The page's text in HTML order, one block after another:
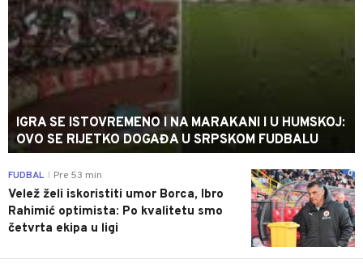
IGRA SE ISTOVREMENO I NA MARAKANI I U HUMSKOJ:
OVO SE RIJETKO DOGAĐA U SRPSKOM FUDBALU
0
FUDBAL Pre 53 min
Velež želi iskoristiti umor Borca, Ibro
Rahimić optimista: Po kvalitetu smo
četvrta ekipa u ligi